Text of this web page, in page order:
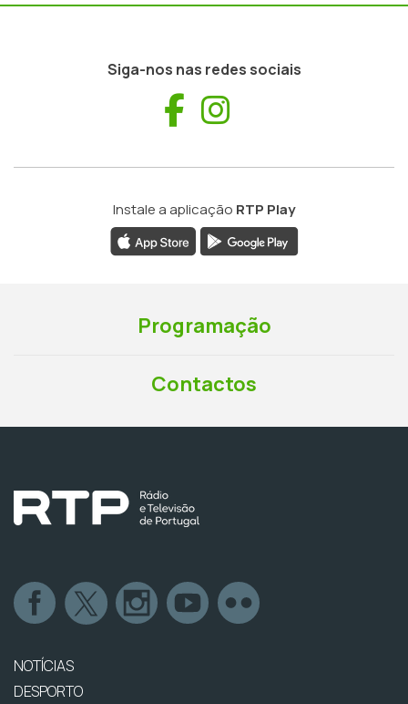
Siga-nos nas redes sociais
Facebook
Instale a aplicação RTP Play
Programação
Contactos
NOTÍCIAS
DESPORTO